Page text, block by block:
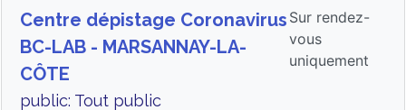
Centre dépistage Coronavirus
BC-LAB - MARSANNAY-LA-
CÔTE
public: Tout public
Sur rendez-
vous
uniquement